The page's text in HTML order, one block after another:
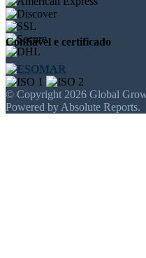
Confiável e certificado
© Copyright 2026 Global
Powered by Absolute Reports.